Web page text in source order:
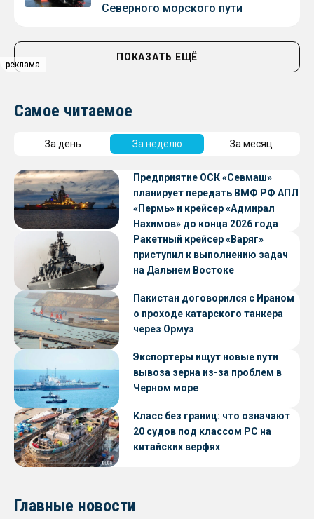
реклама
реклама
Северного морского пути
ПОКАЗАТЬ ЕЩЁ
Самое читаемое
За день За неделю За месяц
Предприятие ОСК «Севмаш»
планирует передать ВМФ РФ АПЛ
«Пермь» и крейсер «Адмирал
Нахимов» до конца 2026 года
Ракетный крейсер «Варяг»
приступил к выполнению задач
на Дальнем Востоке
Пакистан договорился с Ираном
о проходе катарского танкера
через Ормуз
Экспортеры ищут новые пути
вывоза зерна из-за проблем в
Черном море
Класс без границ: что означают
20 судов под классом РС на
китайских верфях
Главные новости